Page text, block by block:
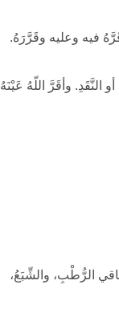
أو النَّقَدِ. وأقَرَّ اللّهُ عَيْنَهُ
من باقي الرُّطْبِ، والشِّبَعُ،